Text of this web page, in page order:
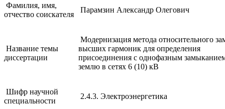
Фамилия, имя,
отчество соискателя
Парамзин Александр Олегович
Название темы
диссертации
Модернизация метода относительного
высших гармоник для определения
присоединения с однофазным
землю в сетях 6 (10) кВ
Шифр научной
специальности
2.4.3. Электроэнергетика